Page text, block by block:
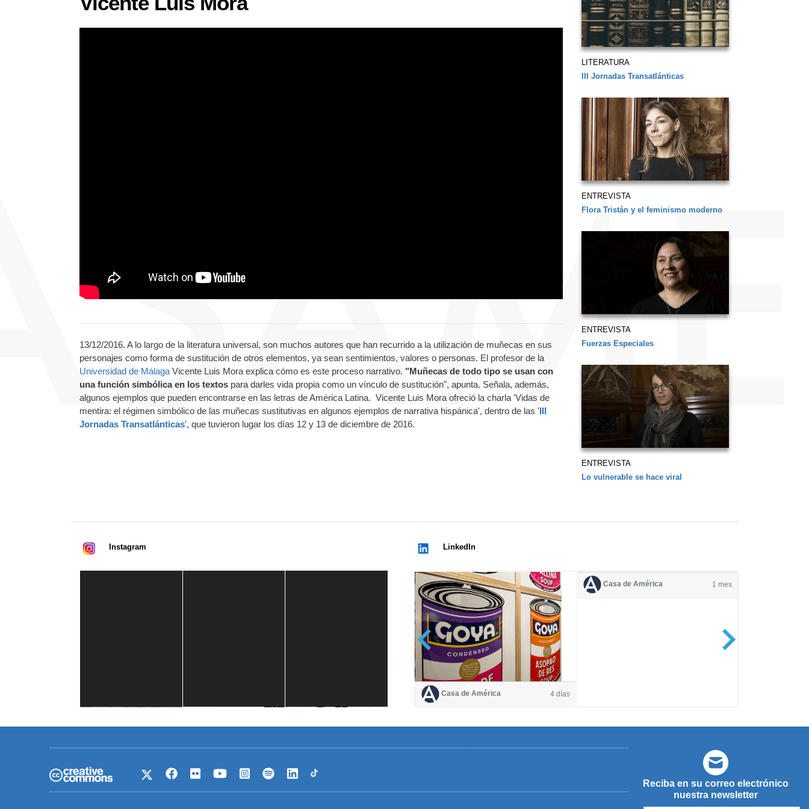
13/12/2016. A lo largo de la literatura universal, son muchos autores que han recurrido a la utilización de muñecas en sus
personajes como forma de sustitución de otros elementos, ya sean sentimientos, valores o personas. El profesor de la
Universidad de Málaga Vicente Luis Mora explica cómo es este proceso narrativo. "Muñecas de todo tipo se usan con
una función simbólica en los textos para darles vida propia como un vínculo de sustitución", apunta. Señala, además,
algunos ejemplos que pueden encontrarse en las letras de América Latina. Vicente Luis Mora ofreció la charla 'Vidas de
mentira: el régimen simbólico de las muñecas sustitutivas en algunos ejemplos de narrativa hispánica', dentro de las 'III
Jornadas Transatlánticas', que tuvieron lugar los días 12 y 13 de diciembre de 2016.
LITERATURA
III Jornadas Transatlánticas
ENTREVISTA
Flora Tristán y el feminismo moderno
ENTREVISTA
Fuerzas Especiales
ENTREVISTA
Lo vulnerable se hace viral
Instagram LinkedIn
Casa de América 4 días
Casa de América 1 mes
Reciba en su correo electrónico
nuestra newsletter